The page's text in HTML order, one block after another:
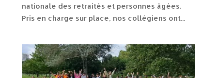
nationale des retraités et personnes âgées.
Pris en charge sur place, nos collégiens ont...